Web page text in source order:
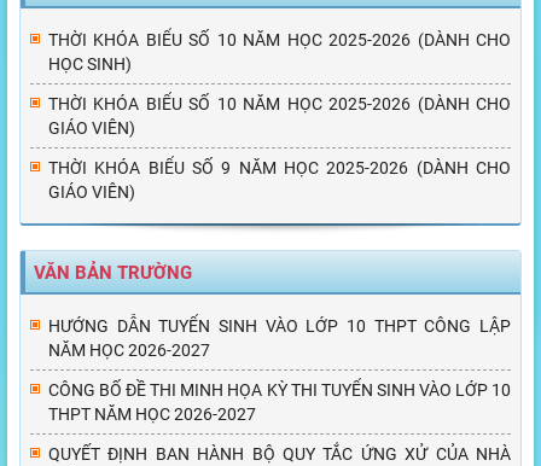
THỜI KHÓA BIỂU SỐ 10 NĂM HỌC 2025-2026 (DÀNH CHO
HỌC SINH)
THỜI KHÓA BIỂU SỐ 10 NĂM HỌC 2025-2026 (DÀNH CHO
GIÁO VIÊN)
THỜI KHÓA BIỂU SỐ 9 NĂM HỌC 2025-2026 (DÀNH CHO
GIÁO VIÊN)
VĂN BẢN TRƯỜNG
HƯỚNG DẪN TUYỂN SINH VÀO LỚP 10 THPT CÔNG LẬP
NĂM HỌC 2026-2027
CÔNG BỐ ĐỀ THI MINH HỌA KỲ THI TUYỂN SINH VÀO LỚP 10
THPT NĂM HỌC 2026-2027
QUYẾT ĐỊNH BAN HÀNH BỘ QUY TẮC ỨNG XỬ CỦA NHÀ